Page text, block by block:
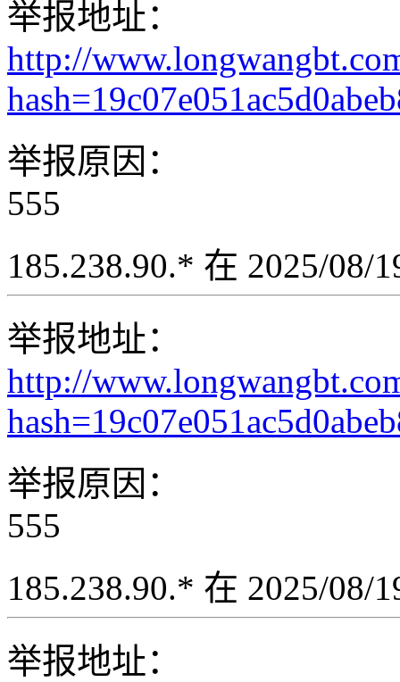
举报地址：
http://
举报原因：
555
185.238.90.* 在 2025/08/
举报地址：
http://
举报原因：
555
185.238.90.* 在 2025/08/
举报地址：